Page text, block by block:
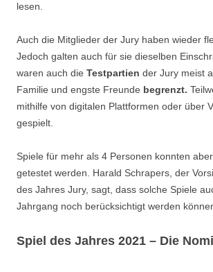
lesen.
Auch die Mitglieder der Jury haben wieder
Jedoch galten auch für sie dieselben
waren auch die Testpartien der Jury meist
Familie und engste Freunde begrenzt.
mithilfe von digitalen Plattformen oder über
gespielt.
Spiele für mehr als 4 Personen konnten
getestet werden. Harald Schrapers, der
des Jahres Jury, sagt, dass solche Spiele
Jahrgang noch berücksichtigt werden
Spiel des Jahres 2021 – Die